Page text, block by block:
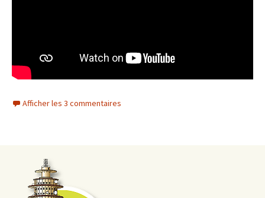
Afficher les 3 commentaires